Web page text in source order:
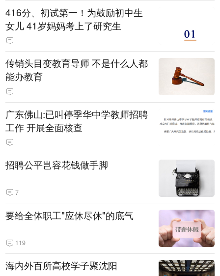
416分、初试第一！为鼓励初中生
女儿 41岁妈妈考上了研究生
传销头目变教育导师 不是什么人都
能办教育
广东佛山:已叫停季华中学教师招聘
工作 开展全面核查
招聘公平岂容花钱做手脚
7
要给全体职工"应休尽休"的底气
119
海内外百所高校学子聚沈阳